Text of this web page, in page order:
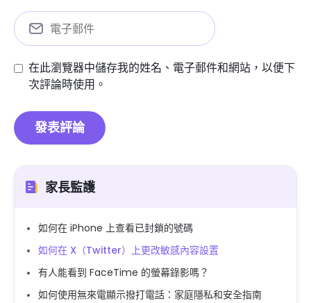
在此瀏覽器中儲存我的姓名、電子郵件和網站，以便下
次評論時使用。
家長監護
如何在 iPhone 上查看已封鎖的號碼
如何在 X（Twitter）上更改敏感內容設置
有人能看到 FaceTime 的螢幕錄影嗎？
如何使用無來電顯示撥打電話：家庭隱私和安全指南